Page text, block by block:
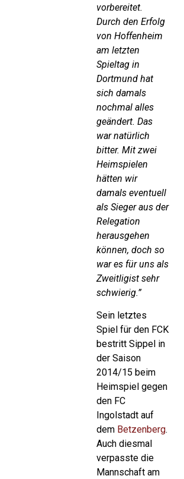
vorbereitet.
Durch den Erfolg
von Hoffenheim
am letzten
Spieltag in
Dortmund hat
sich damals
nochmal alles
geändert. Das
war natürlich
bitter. Mit zwei
Heimspielen
hätten wir
damals eventuell
als Sieger aus der
Relegation
herausgehen
können, doch so
war es für uns als
Zweitligist sehr
schwierig.”
Sein letztes
Spiel für den FCK
bestritt Sippel in
der Saison
2014/15 beim
Heimspiel gegen
den FC
Ingolstadt auf
dem Betzenberg.
Auch diesmal
verpasste die
Mannschaft am